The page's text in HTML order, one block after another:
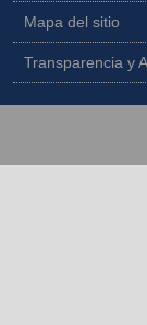
Mapa del sitio
Transparencia y